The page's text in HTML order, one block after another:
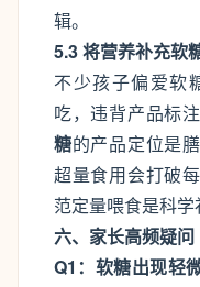
辑。
5.3 将营养补充软
不少孩子偏爱软
吃，违背产品标注
糖的产品定位是
超量食用会打破
范定量喂食是科学
六、家长高频疑问
Q1：软糖出现轻